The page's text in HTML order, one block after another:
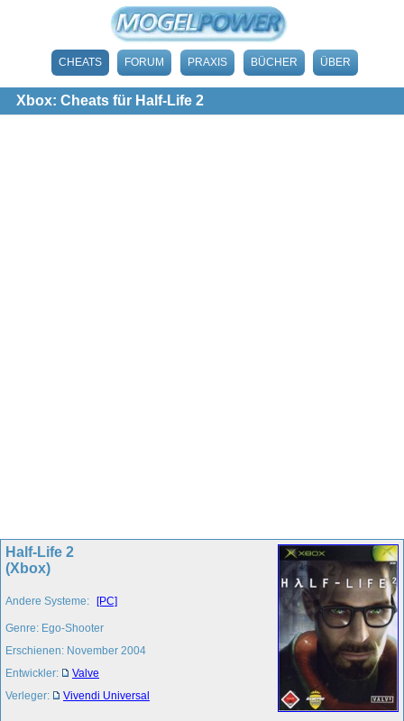
CHEATS FORUM PRAXIS BÜCHER ÜBER
Xbox: Cheats für Half-Life 2
Half-Life 2
(Xbox)
Andere Systeme: [PC]
Genre: Ego-Shooter
Erschienen: November 2004
Entwickler:
Valve
Verleger:
Vivendi Universal